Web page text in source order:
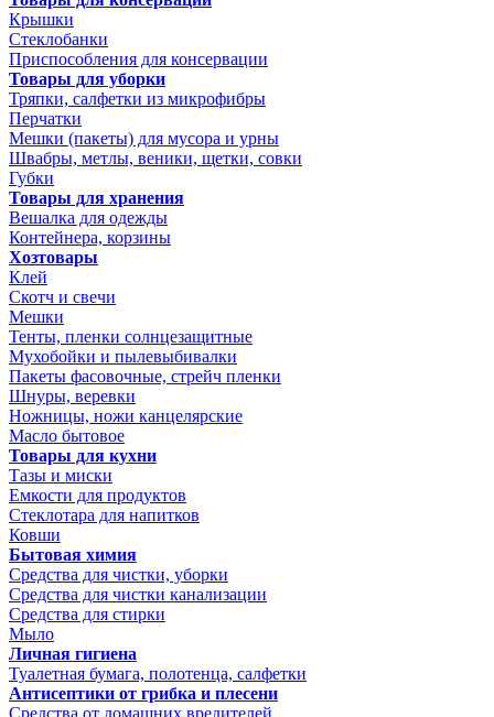
Крышки
Стеклобанки
Приспособления для консервации
Товары для уборки
Тряпки, салфетки из микрофибры
Перчатки
Мешки (пакеты) для мусора и урны
Швабры, метлы, веники, щетки, совки
Губки
Товары для хранения
Вешалка для одежды
Контейнера, корзины
Хозтовары
Клей
Скотч и свечи
Мешки
Тенты, пленки солнцезащитные
Мухобойки и пылевыбивалки
Пакеты фасовочные, стрейч пленки
Шнуры, веревки
Ножницы, ножи канцелярские
Масло бытовое
Товары для кухни
Тазы и миски
Емкости для продуктов
Стеклотара для напитков
Ковши
Бытовая химия
Средства для чистки, уборки
Средства для чистки канализации
Средства для стирки
Мыло
Личная гигиена
Туалетная бумага, полотенца, салфетки
Антисептики от грибка и плесени
Средства от домашних вредителей